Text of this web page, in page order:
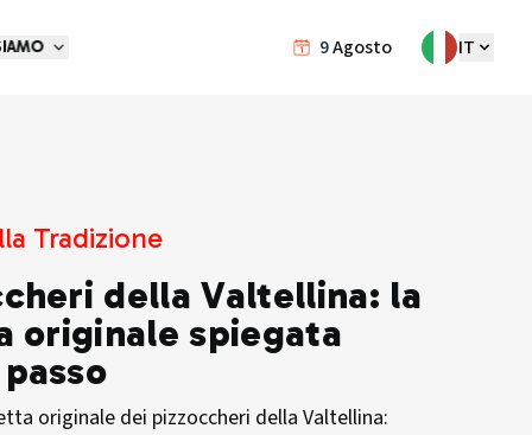
9Agosto IT
Tradizione
della Valtellina: la
originale spiegata
originale dei pizzoccheri della Valtellina: